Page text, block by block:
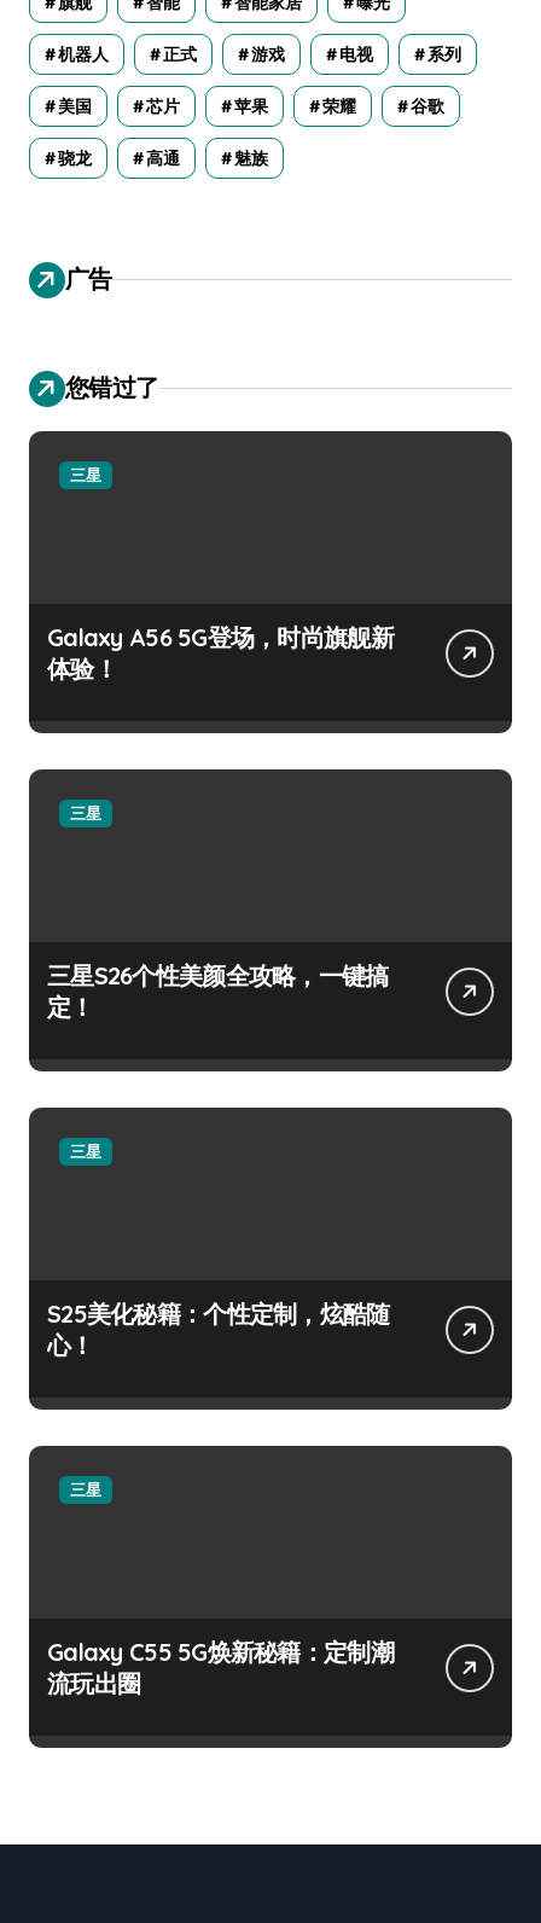
机器人 正式 游戏 电视 系列
美国 芯片 苹果 荣耀 谷歌
骁龙 高通 魅族
广告
您错过了
三星
Galaxy A56 5G登场，时尚旗舰新
体验！
三星
三星S26个性美颜全攻略，一键搞
定！
三星
S25美化秘籍：个性定制，炫酷随
心！
三星
Galaxy C55 5G焕新秘籍：定制潮
流玩出圈